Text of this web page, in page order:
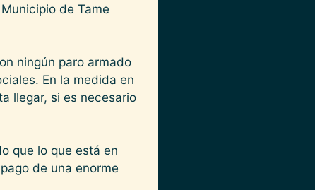
de Tame
ningún paro armado
En la medida en
llegar, si es necesario
que lo que está en
de una enorme